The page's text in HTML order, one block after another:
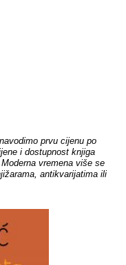
prvu cijenu po
i dostupnost knjiga
vremena više se
antikvarijatima ili